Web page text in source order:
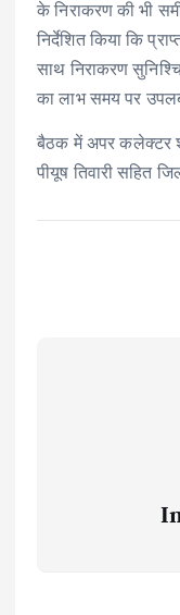
के निराकरण की भी
निर्देशित किया कि
साथ निराकरण
का लाभ समय पर
बैठक में अपर कलेक्टर
पीयूष तिवारी सहित